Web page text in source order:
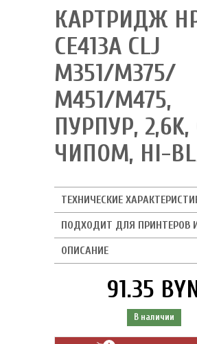
КАРТРИДЖ
CE413A CLJ
M351/M375/
M451/M475,
ПУРПУР, 2,6K,
ЧИПОМ, HI-
ТЕХНИЧЕСКИЕ
ПОДХОДИТ ДЛЯ ПРИНТЕРОВ
ОПИСАНИЕ
91.35
В наличии